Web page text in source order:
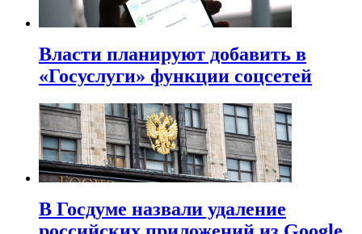
Власти планируют добавить в
«Госуслуги» функции соцсетей
В Госдуме назвали удаление